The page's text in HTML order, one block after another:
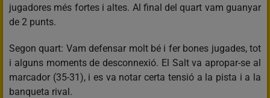
jugadores més fortes i altes. Al final del quart vam guanyar
de 2 punts.
Segon quart: Vam defensar molt bé i fer bones jugades, tot
i alguns moments de desconnexió. El Salt va apropar-se al
marcador (35-31), i es va notar certa tensió a la pista i a la
banqueta rival.